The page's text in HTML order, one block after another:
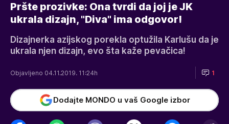
Pršte prozivke: Ona tvrdi da joj je JK
ukrala dizajn, "Diva" ima odgovor!
Dizajnerka azijskog porekla optužila Karlušu da je
ukrala njen dizajn, evo šta kaže pevačica!
Objavljeno 04.11.2019. 11:24h 1
Dodajte MONDO u vaš Google izbor